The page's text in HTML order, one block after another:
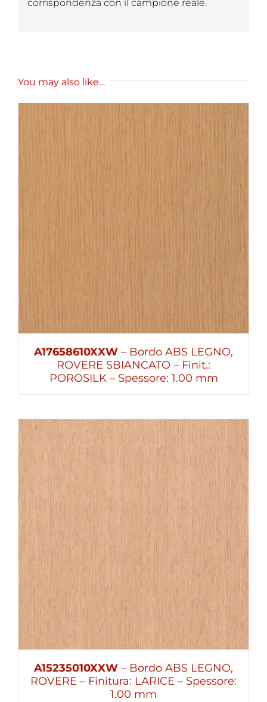
corrispondenza con il campione reale.
You may also like…
A17658610XXW – Bordo ABS LEGNO,
ROVERE SBIANCATO – Finit.:
POROSILK – Spessore: 1.00 mm
A15235010XXW – Bordo ABS LEGNO,
ROVERE – Finitura: LARICE – Spessore:
1.00 mm